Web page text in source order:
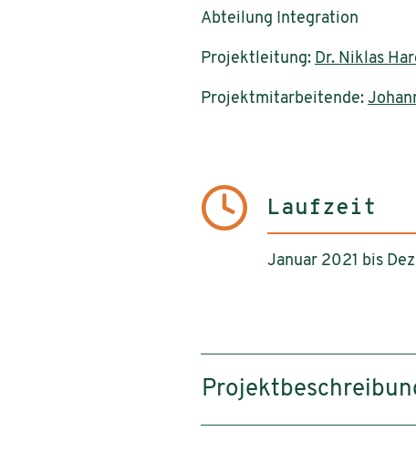
Abteilung Integration
Projektleitung: Dr. Niklas
Projektmitarbeitende:
Laufzeit
Januar 2021 bis